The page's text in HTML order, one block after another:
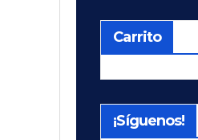
Carrito
¡Síguenos!